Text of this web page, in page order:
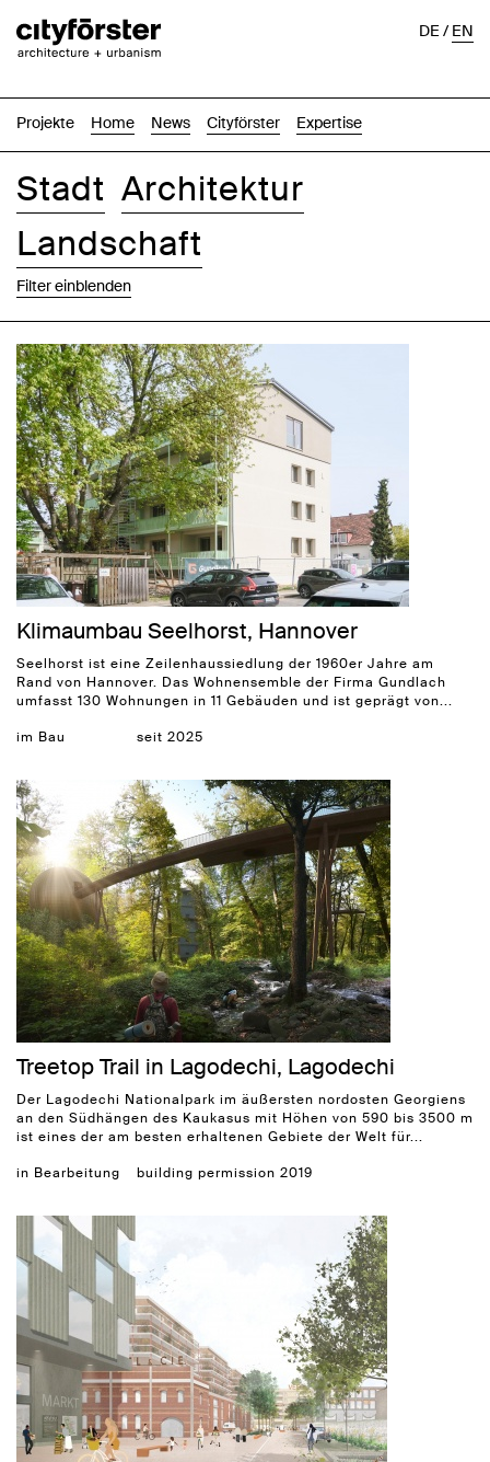
Projekte Home News Cityförster Expertise
DE/EN
Stadt Architektur
Landschaft
Filter einblenden
Klimaumbau Seelhorst, Hannover
Seelhorst ist eine Zeilenhaussiedlung der 1960er Jahre am
Rand von Hannover. Das Wohnensemble der Firma Gundlach
umfasst 130 Wohnungen in 11 Gebäuden und ist geprägt von...
im Bau seit 2025
Treetop Trail in Lagodechi, Lagodechi
Der Lagodechi Nationalpark im äußersten nordosten Georgiens
an den Südhängen des Kaukasus mit Höhen von 590 bis 3500 m
ist eines der am besten erhaltenen Gebiete der Welt für...
in Bearbeitung building permission 2019